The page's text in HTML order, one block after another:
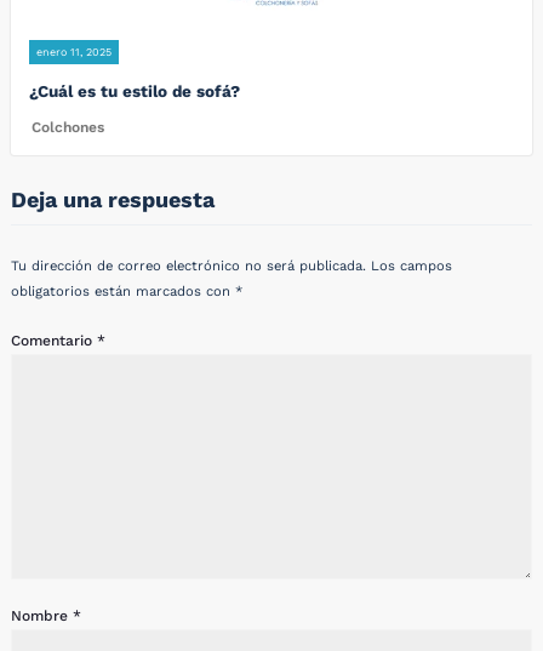
enero 11, 2025
¿Cuál es tu estilo de sofá?
Colchones
Deja una respuesta
Tu dirección de correo electrónico no será publicada. Los campos
obligatorios están marcados con *
Comentario *
Nombre *